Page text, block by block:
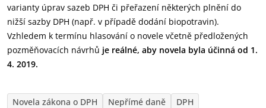
varianty úprav sazeb DPH či přeřazení některých plnění do
nižší sazby DPH (např. v případě dodání biopotravin).
Vzhledem k termínu hlasování o novele včetně předložených
pozměňovacích návrhů je reálné, aby novela byla účinná od 1.
4. 2019.
Novela zákona o DPH Nepřímé daně DPH